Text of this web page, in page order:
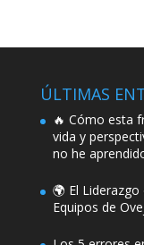
ÚLTIMAS
🔥 Cómo esta
vida y
no he
🌍 El
Equipos de